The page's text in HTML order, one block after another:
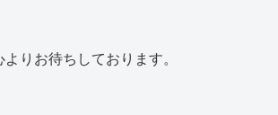
りお待ちしております。